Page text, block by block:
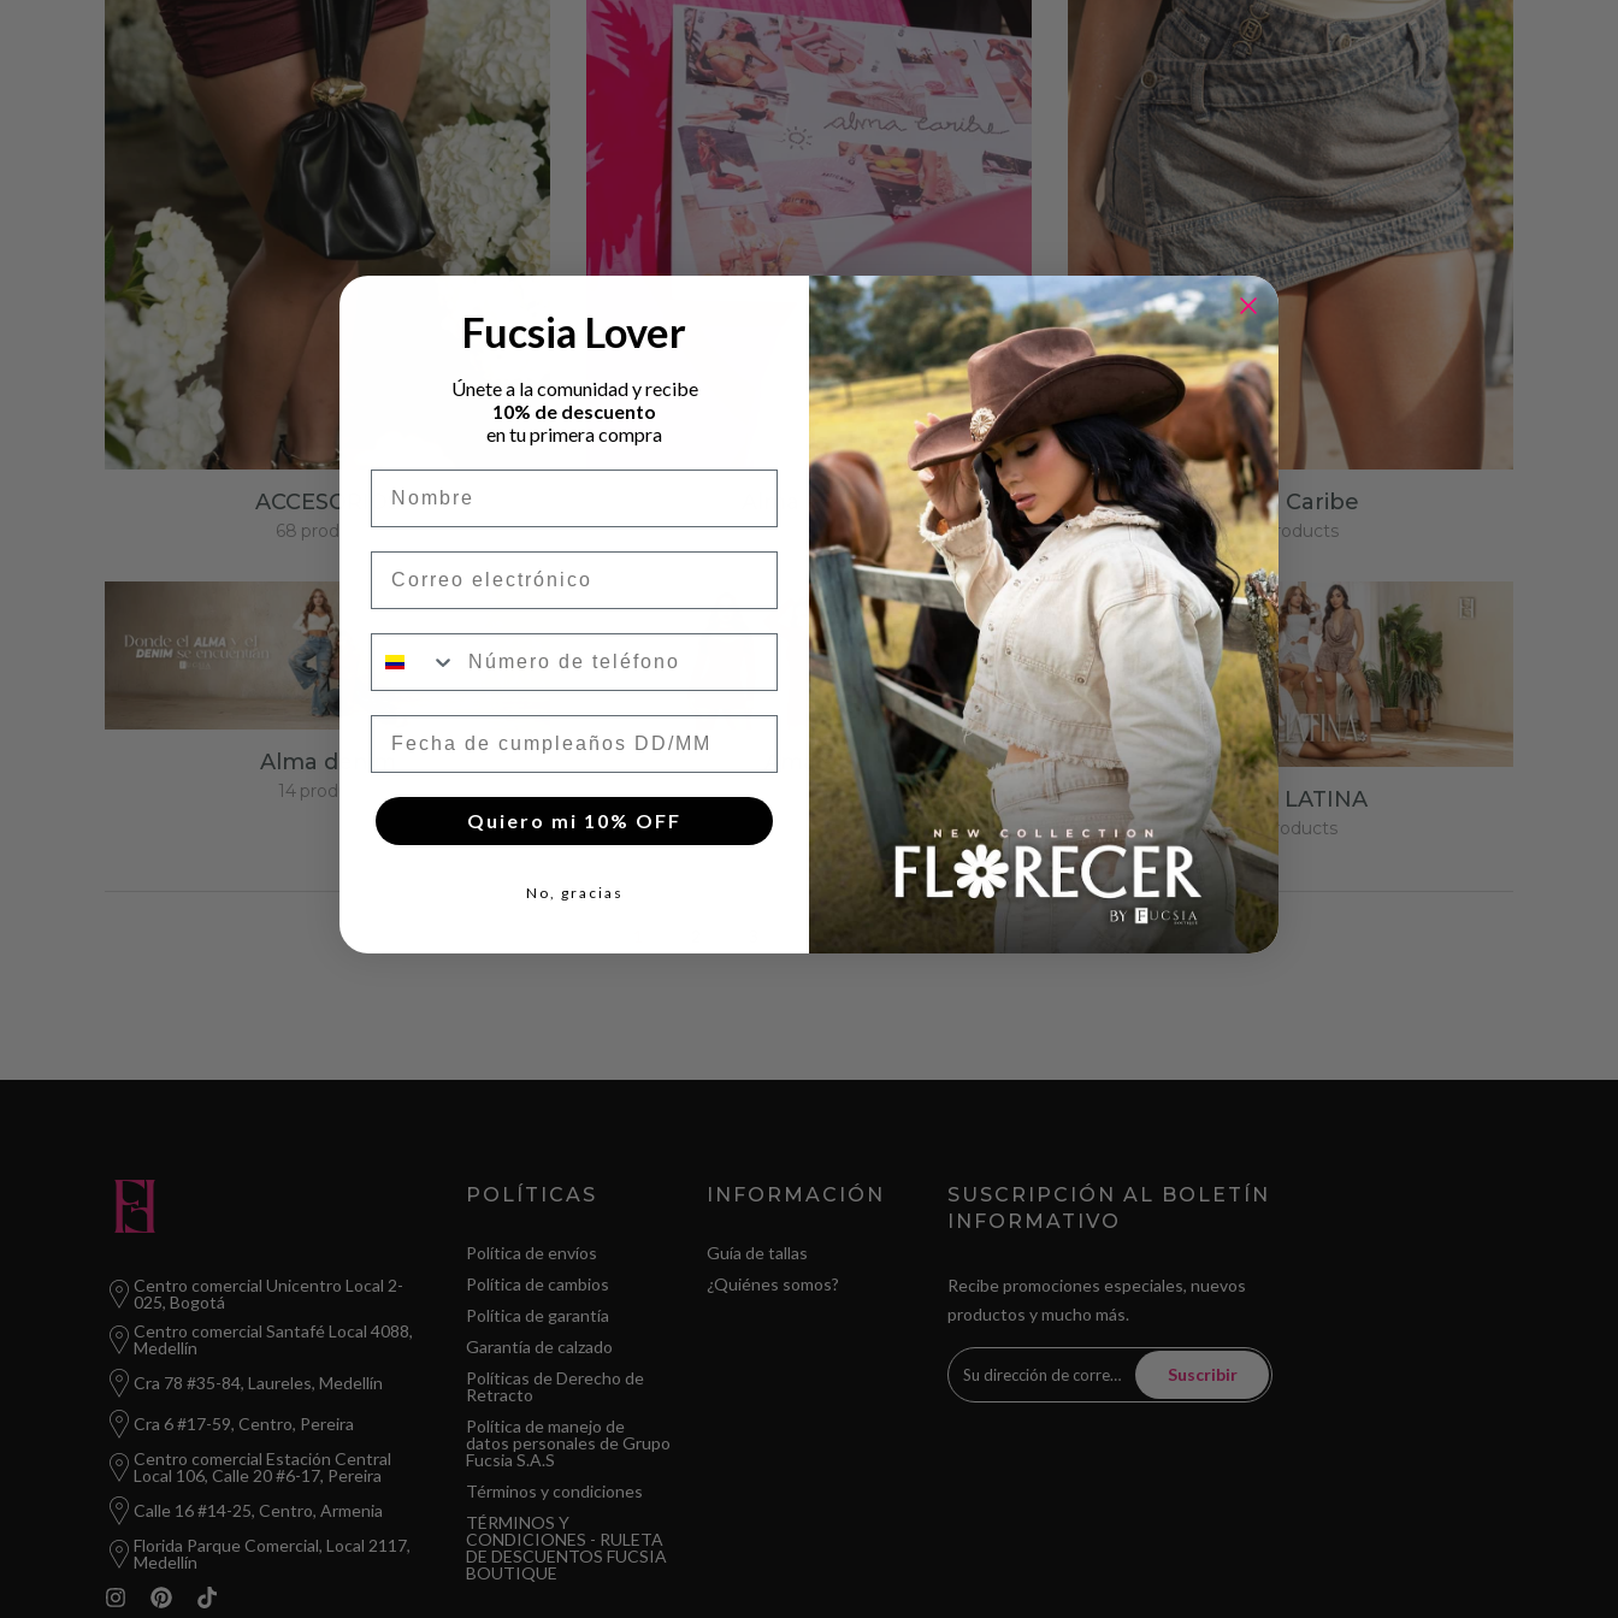
ACCESORIOS
68 products
Alma caribe
20 products
Alma Caribe
20products
Alma denim
14 products products AURA LATINA
products
Centro comercial Unicentro Local 2-
025, Bogotá
Centro comercial Santafé Local 4088,
Medellín
Cra 78 #35-84, Laureles, Medellín
Cra 6 #17-59, Centro, Pereira
Centro comercial Estación Central
Local 106, Calle 20 #6-17, Pereira
Calle 16 #14-25, Centro, Armenia
Florida Parque Comercial, Local 2117,
Medellín
POLÍTICAS
Política de envíos
Política de cambios
Política de garantía
Garantía de calzado
Políticas de Derecho de
Retracto
Política de manejo de
datos personales de Grupo
Fucsia S.A.S
Términos y condiciones
TÉRMINOS Y
CONDICIONES - RULETA
DE DESCUENTOS FUCSIA
BOUTIQUE
INFORMACIÓN
Guía de tallas
¿Quiénes somos?
SUSCRIPCIÓN AL BOLETÍN
INFORMATIVO
Recibe promociones especiales, nuevos
productos y mucho más.
Suscribir
Fucsia Lover
Únete a la comunidad y recibe
10% de descuento
en tu primera compra
Quiero mi 10% OFF
No, gracias